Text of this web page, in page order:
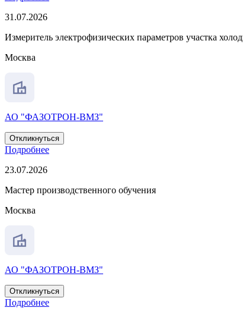
31.07.2026
Измеритель электрофизических параметров участка
Москва
АО "ФАЗОТРОН-ВМЗ"
Откликнуться
Подробнее
23.07.2026
Мастер производственного обучения
Москва
АО "ФАЗОТРОН-ВМЗ"
Откликнуться
Подробнее